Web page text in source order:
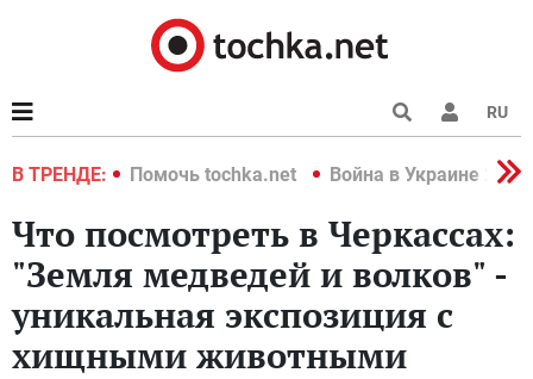
RU
В ТРЕНДЕ:
2022 Помочь tochka.net Война в Украине 2022
Что посмотреть в Черкассах:
"Земля медведей и волков" -
уникальная экспозиция с
хищными животными